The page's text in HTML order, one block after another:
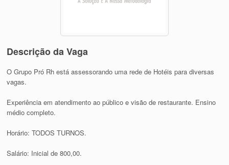
Descrição da Vaga
O Grupo Pró Rh está assessorando uma rede de Hotéis para diversas
vagas.
Experiência em atendimento ao público e visão de restaurante. Ensino
médio completo.
Horário: TODOS TURNOS.
Salário: Inicial de 800,00.